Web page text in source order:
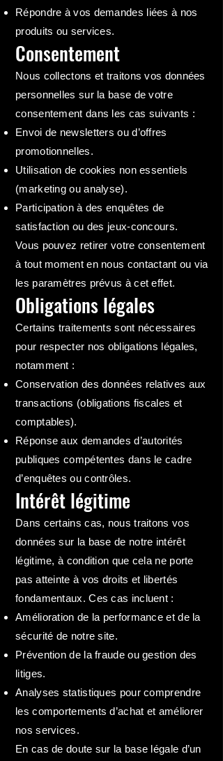
Répondre à vos demandes liées à nos
produits ou services.
Consentement
Nous collectons et traitons vos données
personnelles sur la base de votre
consentement dans les cas suivants :
Envoi de newsletters ou d’offres
promotionnelles.
Utilisation de cookies non essentiels
(marketing ou analyse).
Participation à des enquêtes de
satisfaction ou des jeux-concours.
Vous pouvez retirer votre consentement
à tout moment en nous contactant ou via
les paramètres prévus à cet effet.
Obligations légales
Certains traitements sont nécessaires
pour respecter nos obligations légales,
notamment :
Conservation des données relatives aux
transactions (obligations fiscales et
comptables).
Réponse aux demandes d’autorités
publiques compétentes dans le cadre
d’enquêtes ou contrôles.
Intérêt légitime
Dans certains cas, nous traitons vos
données sur la base de notre intérêt
légitime, à condition que cela ne porte
pas atteinte à vos droits et libertés
fondamentaux. Ces cas incluent :
Amélioration de la performance et de la
sécurité de notre site.
Prévention de la fraude ou gestion des
litiges.
Analyses statistiques pour comprendre
les comportements d’achat et améliorer
nos services.
En cas de doute sur la base légale d’un